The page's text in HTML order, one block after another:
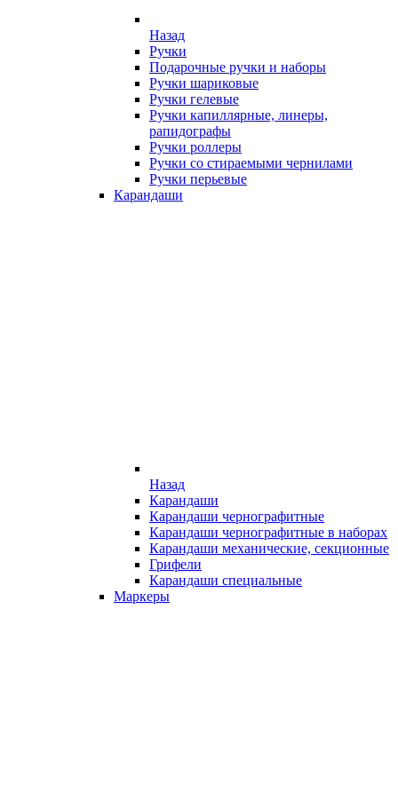
Назад
Ручки
Подарочные ручки и наборы
Ручки шариковые
Ручки гелевые
Ручки капиллярные, линеры,
рапидографы
Ручки роллеры
Ручки со стираемыми чернилами
Ручки перьевые
Карандаши
Назад
Карандаши
Карандаши чернографитные
Карандаши чернографитные в наборах
Карандаши механические, секционные
Грифели
Карандаши специальные
Маркеры